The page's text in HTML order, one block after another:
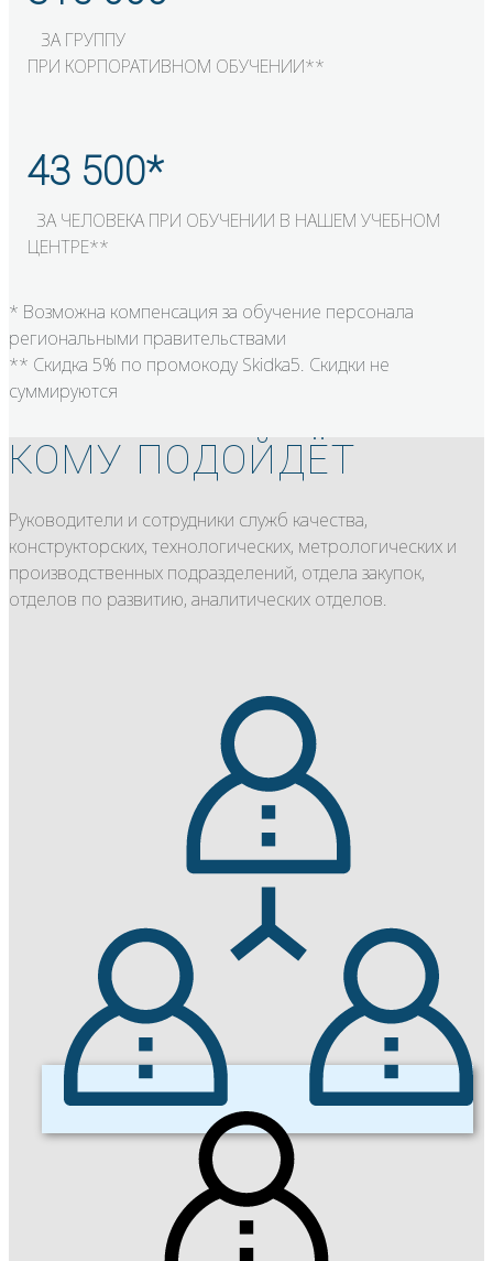
ЗА ГРУППУ
ПРИ КОРПОРАТИВНОМ ОБУЧЕНИИ**
43 500*
ЗА ЧЕЛОВЕКА ПРИ ОБУЧЕНИИ В НАШЕМ УЧЕБНОМ
ЦЕНТРЕ**
* Возможна компенсация за обучение персонала
региональными правительствами
** Скидка 5% по промокоду Skidka5. Скидки не
суммируются
КОМУ ПОДОЙДЁТ
Руководители и сотрудники служб качества,
конструкторских, технологических, метрологических и
производственных подразделений, отдела закупок,
отделов по развитию, аналитических отделов.